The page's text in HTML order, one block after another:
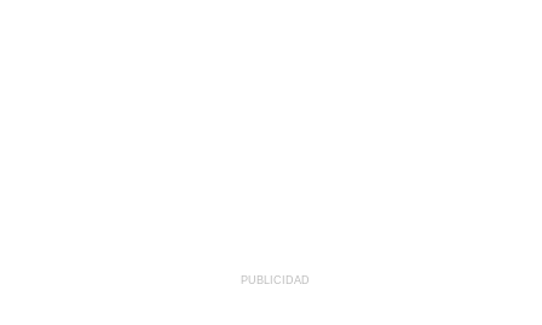
PUBLICIDAD